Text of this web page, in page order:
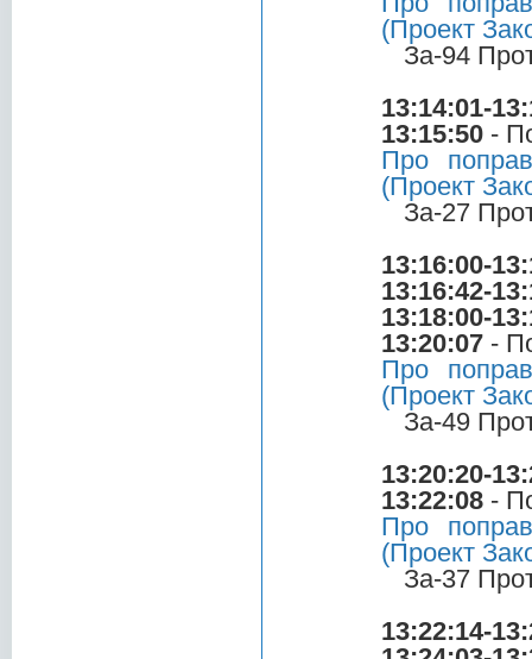
(Проект
За-94
13:14:01-
13:15:50 -
Про
(Проект
За-27
13:16:00-
13:16:42-
13:18:00-
13:20:07 -
Про
(Проект
За-49
13:20:20-
13:22:08 -
Про
(Проект
За-37
13:22:14-